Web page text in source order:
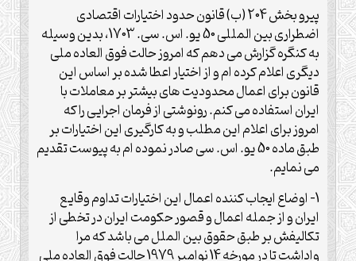
پیرو بخش 204 (ب) قانون حدود اختیارات اقتصادی
اضطراری بین المللی 50 یو. اس. سی. 1703، بدین وسیله
به کنگره گزارش می دهم که امروز حالت فوق العاده ملی
دیگری اعلام کرده ام و از اختیار اعطا شده بر اساس این
قانون برای اعمال محدودیت های بیشتر بر معاملات با
ایران استفاده می کنم. رونوشتی از فرمان اجرایی را که
امروز برای اعلام این مطلب و به کارگیری این اختیارات بر
طبق ماده 50 یو. اس. سی صادر نموده ام به پیوست تقدیم
می نمایم.
1- اوضاع ایجاب کننده اعمال این اختیارات تداوم وقایع
ایران و از جمله اعمال و قصور حکومت ایران در تخطی از
تکالیفش بر طبق حقوق بین الملل می باشد که مرا